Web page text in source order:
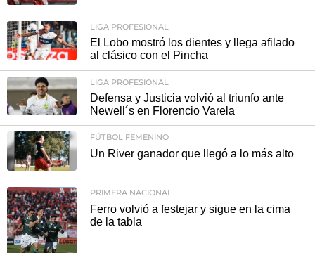
LIGA PROFESIONAL
El Lobo mostró los dientes y llega afilado
al clásico con el Pincha
LIGA PROFESIONAL
Defensa y Justicia volvió al triunfo ante
Newell´s en Florencio Varela
FÚTBOL FEMENINO
Un River ganador que llegó a lo más alto
PRIMERA NACIONAL
Ferro volvió a festejar y sigue en la cima
de la tabla